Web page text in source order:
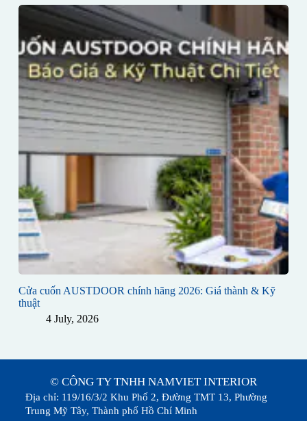
Cửa cuốn AUSTDOOR chính hãng 2026: Giá thành & Kỹ
thuật
4 July, 2026
© CÔNG TY TNHH NAMVIET INTERIOR
Địa chỉ: 119/16/3/2 Khu Phố 2, Đường TMT 13, Phường
Trung Mỹ Tây, Thành phố Hồ Chí Minh